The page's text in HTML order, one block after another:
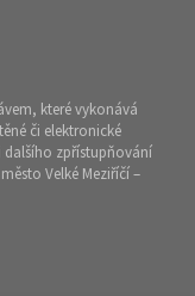
které vykonává
či elektronické
dalšího zpřístupňování
Velké Meziříčí –